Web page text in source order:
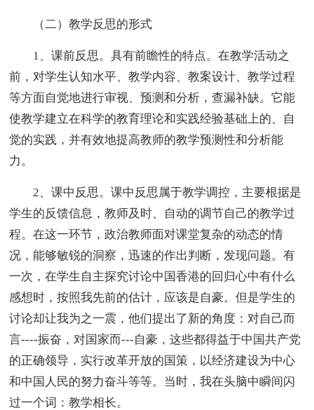
（二）教学反思的形式
1、课前反思。具有前瞻性的特点。在教学活动之
前，对学生认知水平、教学内容、教案设计、教学过程
等方面自觉地进行审视、预测和分析，查漏补缺。它能
使教学建立在科学的教育理论和实践经验基础上的、自
觉的实践，并有效地提高教师的教学预测性和分析能
力。
2、课中反思。课中反思属于教学调控，主要根据是
学生的反馈信息，教师及时、自动的调节自己的教学过
程。在这一环节，政治教师面对课堂复杂的动态的情
况，能够敏锐的洞察，迅速的作出判断，发现问题。有
一次，在学生自主探究讨论中国香港的回归心中有什么
感想时，按照我先前的估计，应该是自豪。但是学生的
讨论却让我为之一震，他们提出了新的角度：对自己而
言----振奋，对国家而---自豪，这些都得益于中国共产党
的正确领导，实行改革开放的国策，以经济建设为中心
和中国人民的努力奋斗等等。当时，我在头脑中瞬间闪
过一个词：教学相长。